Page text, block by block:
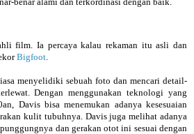
film. Ia percaya kalau rekaman itu asli dan
Bigfoot
menyelidiki sebuah foto dan mencari detail-
Dengan menggunakan teknologi yang
Davis bisa menemukan adanya kesesuaian
kulit tubuhnya. Davis juga melihat adanya
dan gerakan otot ini sesuai dengan